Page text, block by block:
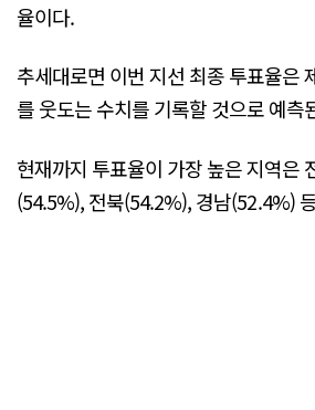
율이다.
추세대로면 이번 지선 최종 투표율은
를 웃도는 수치를 기록할 것으로 예측
현재까지 투표율이 가장 높은 지역은
(54.5%), 전북(54.2%), 경남(52.4%)